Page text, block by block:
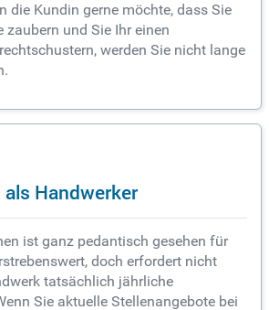
die Kundin gerne möchte, dass Sie
zaubern und Sie Ihr einen
werden Sie nicht lange
Handwerker
ist ganz pedantisch gesehen für
doch erfordert nicht
tatsächlich jährliche
Sie aktuelle Stellenangebote bei